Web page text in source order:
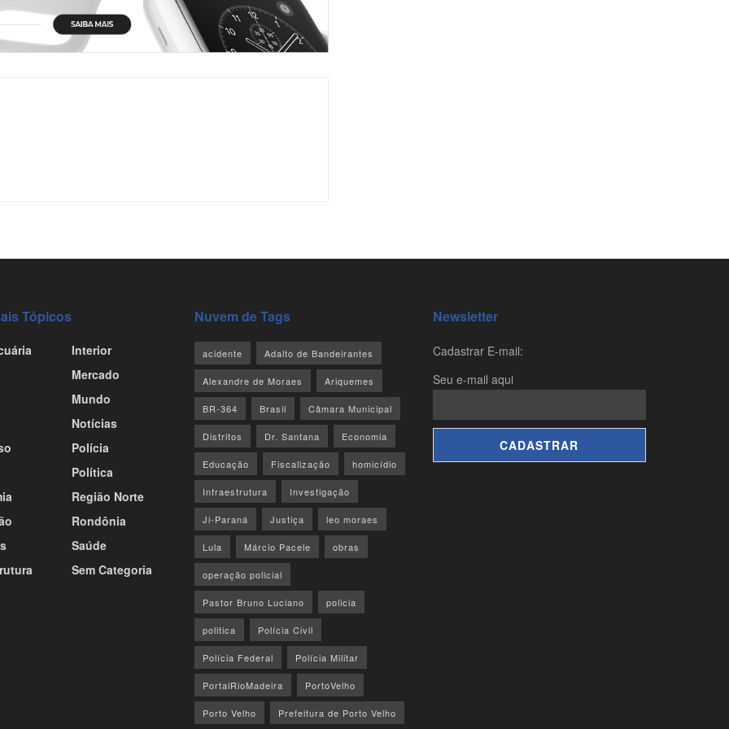
Tópicos
Interior
Mercado
Mundo
Notícias
Polícia
Política
Região Norte
Rondônia
Saúde
Sem Categoria
Nuvem de Tags
acidente Adalto de Bandeirantes
Alexandre de Moraes Ariquemes
BR-364 Brasil Câmara Municipal
Distritos Dr. Santana Economia
Educação Fiscalização homicídio
Infraestrutura Investigação
Ji-Paraná Justiça leo moraes
Lula Márcio Pacele obras
operação policial
Pastor Bruno Luciano policia
politica Polícia Civil
Polícia Federal Polícia Militar
PortalRioMadeira PortoVelho
Porto Velho Prefeitura de Porto Velho
Newsletter
Cadastrar E-mail:
Seu e-mail aqui